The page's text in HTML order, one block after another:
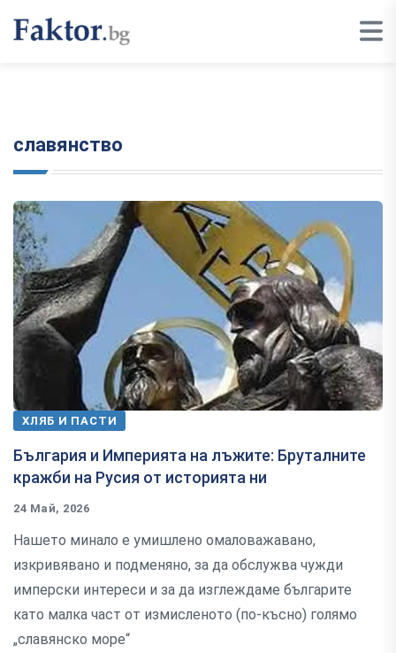
славянство
ХЛЯБ И ПАСТИ
България и Империята на лъжите: Бруталните
кражби на Русия от историята ни
24 Май, 2026
Нашето минало е умишлено омаловажавано,
изкривявано и подменяно, за да обслужва чужди
имперски интереси и за да изглеждаме българите
като малка част от измисленото (по-късно) голямо
„славянско море“